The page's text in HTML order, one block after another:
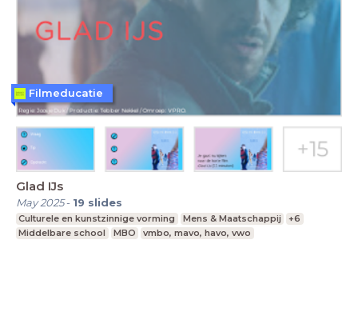
Glad IJs
May 2025- 19 slides
Culturele en kunstzinnige vorming Mens & Maatschappij
+6
Middelbare school
MBO vmbo, mavo, havo, vwo
Filmeducatie